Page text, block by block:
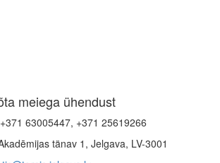
meiega ühendust
+371 63005447, +371 25619266
tänav 1, Jelgava, LV-3001